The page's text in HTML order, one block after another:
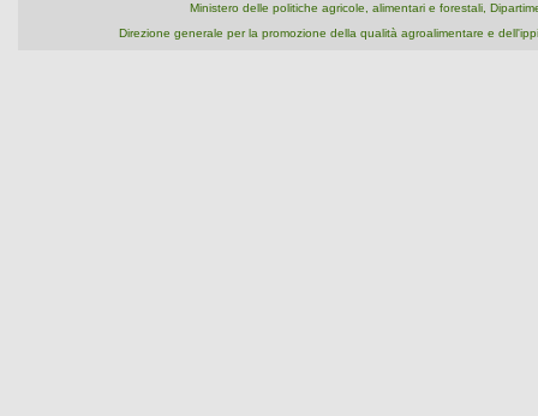
Ministero delle politiche agricole, alimentari e forestali,
Direzione generale per la promozione della qualità agroalimentare e